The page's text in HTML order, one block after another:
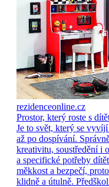
rezidenceonline.cz
Prostor, který roste s
Je to svět, který se
až po dospívání.
kreativitu, soustředění i
a specifické potřeby
měkkost a bezpečí,
klidně a útulně.